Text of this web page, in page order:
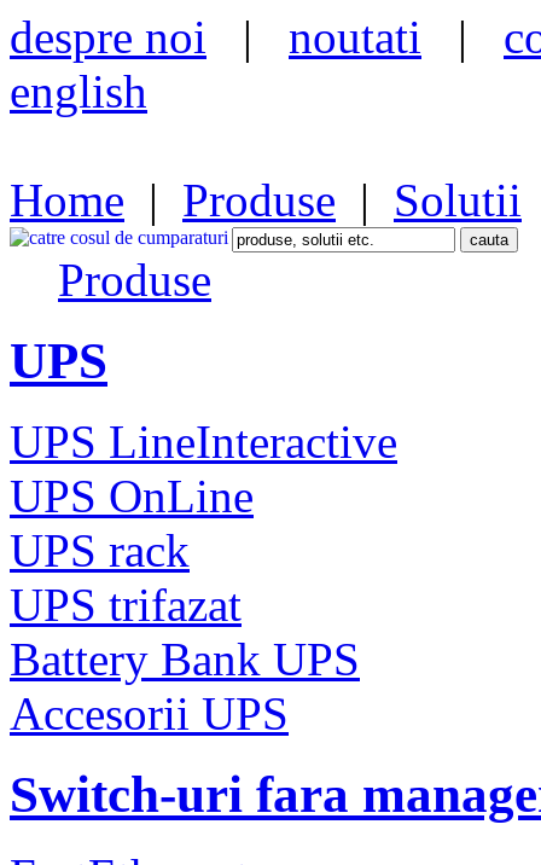
despre noi | noutati |
english
Home | Produse | Solutii
Produse
UPS
UPS LineInteractive
UPS OnLine
UPS rack
UPS trifazat
Battery Bank UPS
Accesorii UPS
Switch-uri fara